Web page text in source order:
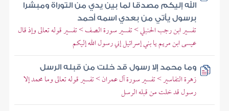
الله إليكم مصدقا لما بين يدي من التوراة ومبشرا
برسول يأتي من بعدي اسمه أحمد
تفسير ابن رجب الحنبلي > تفسير سورة الصف > تفسير قوله تعالى وإذ قال
عيسى ابن مريم يا بني إسرائيل إني رسول الله إليكم
وما محمد إلا رسول قد خلت من قبله الرسل
زهرة التفاسير > تفسير سورة آل عمران > تفسير قوله تعالى وما محمد إلا
رسول قد خلت من قبله الرسل